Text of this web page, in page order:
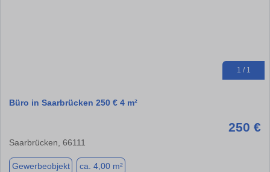
1 / 1
Büro in Saarbrücken 250 € 4 m²
250 €
Saarbrücken, 66111
Gewerbeobjekt ca. 4,00 m²